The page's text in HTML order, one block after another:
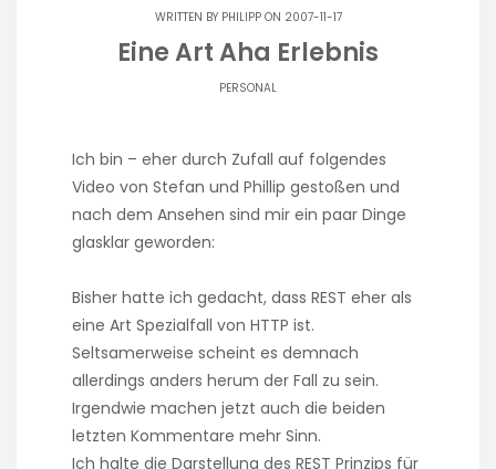
WRITTEN BY PHILIPPON 2007-11-17
Eine Art Aha Erlebnis
PERSONAL
Ich bin – eher durch Zufall auf folgendes
Video von Stefan und Phillip gestoßen und
nach dem Ansehen sind mir ein paar Dinge
glasklar geworden:
Bisher hatte ich gedacht, dass REST eher als
eine Art Spezialfall von HTTP ist.
Seltsamerweise scheint es demnach
allerdings anders herum der Fall zu sein.
Irgendwie machen jetzt auch die beiden
letzten Kommentare mehr Sinn.
Ich halte die Darstellung des REST Prinzips für